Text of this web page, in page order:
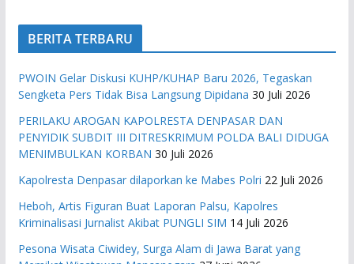
BERITA TERBARU
PWOIN Gelar Diskusi KUHP/KUHAP Baru 2026, Tegaskan
Sengketa Pers Tidak Bisa Langsung Dipidana 30 Juli 2026
PERILAKU AROGAN KAPOLRESTA DENPASAR DAN
PENYIDIK SUBDIT III DITRESKRIMUM POLDA BALI DIDUGA
MENIMBULKAN KORBAN 30 Juli 2026
Kapolresta Denpasar dilaporkan ke Mabes Polri 22 Juli 2026
Heboh, Artis Figuran Buat Laporan Palsu, Kapolres
Kriminalisasi Jurnalist Akibat PUNGLI SIM 14 Juli 2026
Pesona Wisata Ciwidey, Surga Alam di Jawa Barat yang